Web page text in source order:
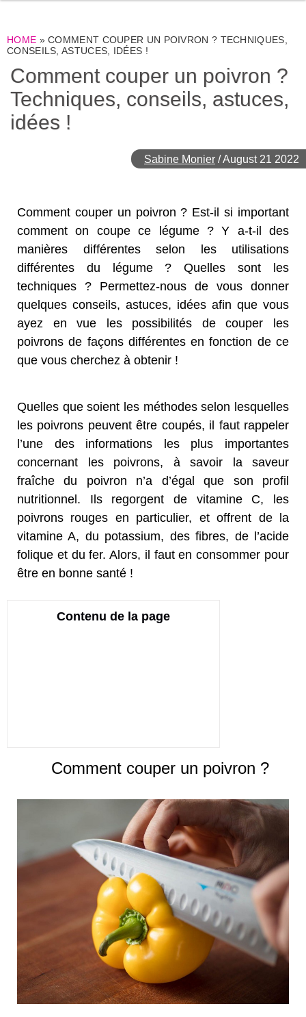
HOME »COMMENT COUPER UN POIVRON ? TECHNIQUES,
CONSEILS, ASTUCES, IDÉES !
Comment couper un poivron ?
Techniques, conseils, astuces,
idées !
Sabine Monier /August 21 2022
Comment couper un poivron ? Est-il si important
comment on coupe ce légume ? Y a-t-il des
manières différentes selon les utilisations
différentes du légume ? Quelles sont les
techniques ? Permettez-nous de vous donner
quelques conseils, astuces, idées afin que vous
ayez en vue les possibilités de couper les
poivrons de façons différentes en fonction de ce
que vous cherchez à obtenir !
Quelles que soient les méthodes selon lesquelles
les poivrons peuvent être coupés, il faut rappeler
l’une des informations les plus importantes
concernant les poivrons, à savoir la saveur
fraîche du poivron n’a d’égal que son profil
nutritionnel. Ils regorgent de vitamine C, les
poivrons rouges en particulier, et offrent de la
vitamine A, du potassium, des fibres, de l’acide
folique et du fer. Alors, il faut en consommer pour
être en bonne santé !
Contenu de la page
Comment couper un poivron ?